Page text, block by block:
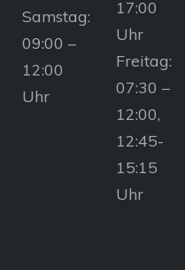
Samstag:
09:00 –
12:00
Uhr
17:00
Uhr
Freitag:
07:30 –
12:00,
12:45-
15:15
Uhr